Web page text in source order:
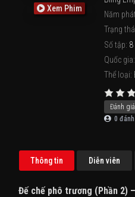
Xem Phim
Năm
Trạng
Số tập: 8
Quốc gia:
Thể loại:
Đánh
0
Thông tin Diễn viên
Đế chế phô trương (Phần 2)